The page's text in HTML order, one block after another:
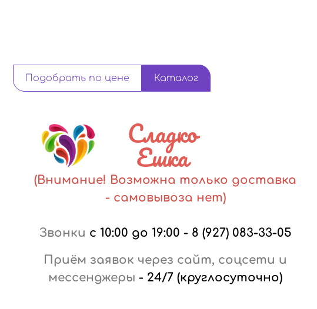
Подобрать по цене Каталог
Сладко
Ешка
(Внимание! Возможна только доставка
- самовывоза нет)
Звонки с 10:00 до 19:00 - 8 (927) 083-33-05
Приём заявок через сайт, соцсети и
мессенджеры - 24/7 (круглосуточно)